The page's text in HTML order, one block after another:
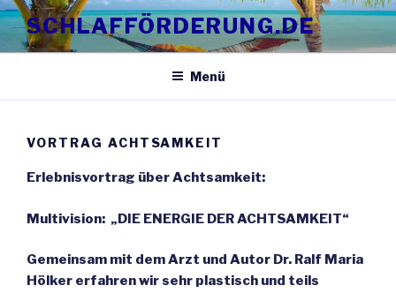
Zum
Inhalt
springen
SCHLAFFÖRDERUNG.DE
Menü
VORTRAG ACHTSAMKEIT
Erlebnisvortrag über Achtsamkeit:
Multivision: „DIE ENERGIE DER ACHTSAMKEIT“
Gemeinsam mit dem Arzt und Autor Dr. Ralf Maria
Hölker erfahren wir sehr plastisch und teils